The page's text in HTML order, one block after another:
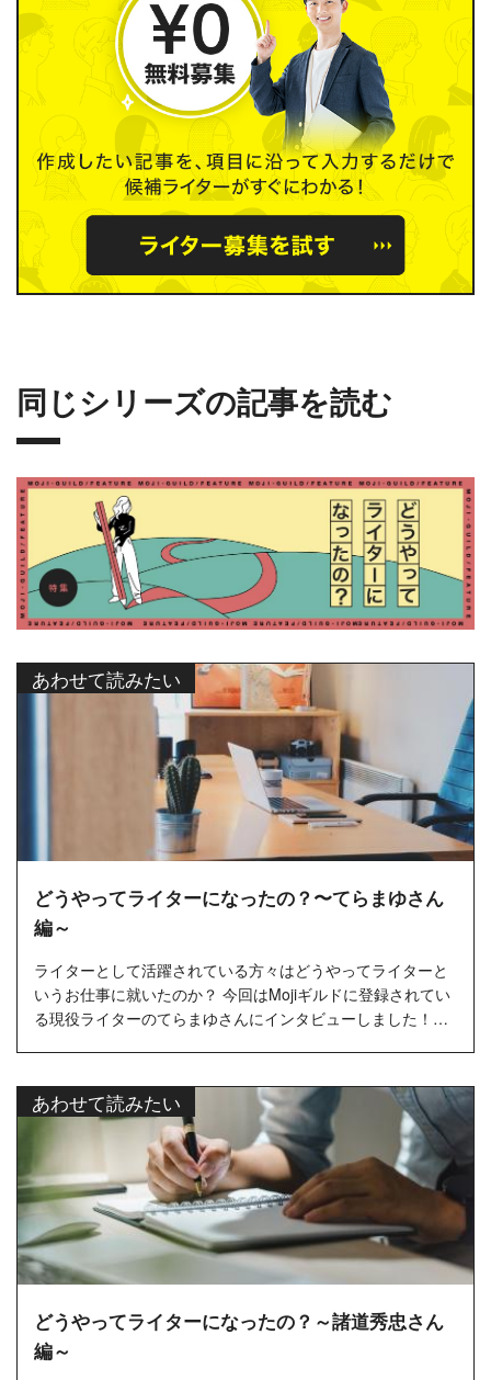
同じシリーズの記事を読む
あわせて読みたい
どうやってライターになったの？〜てらまゆさん
編～
ライターとして活躍されている方々はどうやってライターと
いうお仕事に就いたのか？ 今回はMojiギルドに登録されてい
る現役ライターのてらまゆさんにインタビューしました！…
あわせて読みたい
どうやってライターになったの？～諸道秀忠さん
編～